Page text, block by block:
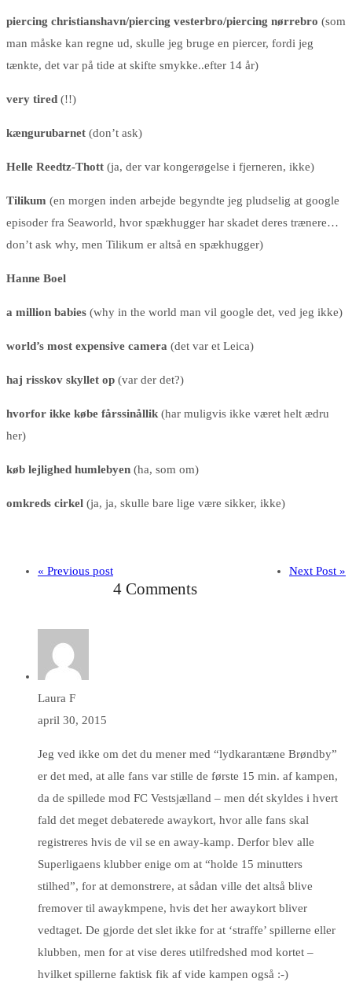
piercing christianshavn/piercing vesterbro/piercing nørrebro (som
man måske kan regne ud, skulle jeg bruge en piercer, fordi jeg
tænkte, det var på tide at skifte smykke..efter 14 år)
very tired (!!)
kængurubarnet (don’t ask)
Helle Reedtz-Thott (ja, der var kongerøgelse i fjerneren, ikke)
Tilikum (en morgen inden arbejde begyndte jeg pludselig at google
episoder fra Seaworld, hvor spækhugger har skadet deres trænere…
don’t ask why, men Tilikum er altså en spækhugger)
Hanne Boel
a million babies (why in the world man vil google det, ved jeg ikke)
world’s most expensive camera (det var et Leica)
haj risskov skyllet op (var der det?)
hvorfor ikke købe fårssinållik(har muligvis ikke været helt ædru
her)
køb lejlighed humlebyen (ha, som om)
omkreds cirkel (ja, ja, skulle bare lige være sikker, ikke)
« Previous post Next Post »
4 Comments
Laura F
april 30, 2015
Jeg ved ikke om det du mener med “lydkarantæne Brøndby”
er det med, at alle fans var stille de første 15 min. af kampen,
da de spillede mod FC Vestsjælland – men dét skyldes i hvert
fald det meget debaterede awaykort, hvor alle fans skal
registreres hvis de vil se en away-kamp. Derfor blev alle
Superligaens klubber enige om at “holde 15 minutters
stilhed”, for at demonstrere, at sådan ville det altså blive
fremover til awaykmpene, hvis det her awaykort bliver
vedtaget. De gjorde det slet ikke for at ‘straffe’ spillerne eller
klubben, men for at vise deres utilfredshed mod kortet –
hvilket spillerne faktisk fik af vide kampen også :-)